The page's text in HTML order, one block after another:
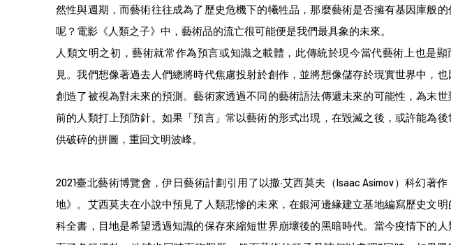
然性與週期，而藝術往往成為了歷史危機下的犧牲品，那麼藝術是否擁有基因庫般的
呢？電影《人類之子》中，藝術品的流亡很可能便是我們最具象的未來。
人類文明之初，藝術就常作為預言或知識之載體，此傳統於現今當代藝術上也是顯
見。我們想像著過去人們總將時代焦慮投射於創作，並將想像儲存於現實世界中，也
創造了被視為對未來的預測。藝術家透過不同的藝術語法傳遞未來的可能性，為末世
前的人類打上預防針。如果「預言」常以藝術的形式出現，在毀滅之後，或許能為後
供破碎的拼圖，重回文明波峰。
2021臺北藝術博覽會，伊日藝術計劃引用了以撒·艾西莫夫（Isaac Asimov）科幻著作
地》。艾西莫夫在小說中預見了人類悲慘的未來，在銀河邊緣建立基地編寫歷史文明
科全書，目地是希望透過知識的保存來縮短世界崩壞後的黑暗時代。當今疫情下的人